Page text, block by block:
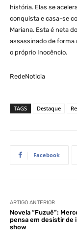
história. Elas se
conquista e casa-se
Mariana. Esta é neta
assassinado de forma
o próprio Inocêncio.
RedeNoticia
TAGS Destaque
Facebook
ARTIGO ANTERIOR
Novela “Fuzuê”:
pensa em desistir de
show